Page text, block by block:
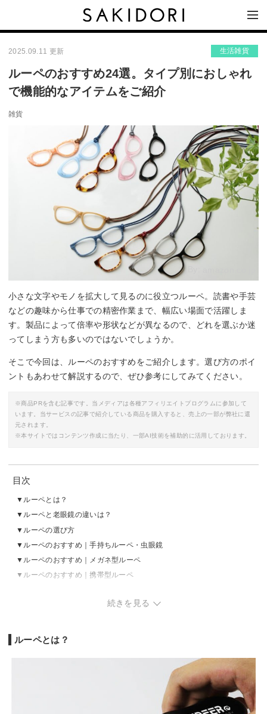
2025.09.11 更新 生活雑貨
ルーペのおすすめ24選。タイプ別におしゃれ
で機能的なアイテムをご紹介
雑貨
小さな文字やモノを拡大して見るのに役立つルーペ。読書や手芸
などの趣味から仕事での精密作業まで、幅広い場面で活躍しま
す。製品によって倍率や形状などが異なるので、どれを選ぶか迷
ってしまう方も多いのではないでしょうか。
そこで今回は、ルーペのおすすめをご紹介します。選び方のポイ
ントもあわせて解説するので、ぜひ参考にしてみてください。
※商品PRを含む記事です。当メディアは各種アフィリエイトプログラムに参加して
います。当サービスの記事で紹介している商品を購入すると、売上の一部が弊社に還
元されます。
※本サイトではコンテンツ作成に当たり、一部AI技術を補助的に活用しております。
目次
ルーペとは？
ルーペと老眼鏡の違いは？
ルーペの選び方
ルーペのおすすめ｜手持ちルーペ・虫眼鏡
ルーペのおすすめ｜メガネ型ルーペ
ルーペのおすすめ｜携帯型ルーペ
ルーペのおすすめ｜ペンダントルーペ
続きを見る
ルーペとは？